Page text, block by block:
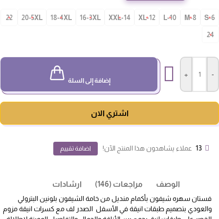
S-
10-L
12-XL
14-XXL
16-3XL
18-4XL
20-5XL
22
24
إضافة إلى السلة
اشتري الان
13 عملاء يشاهدون هذا المنتج الآن! اضافة تقييم
الوصف مراجعات (146) ارشادات
فستان سهره شيفون بأكمام منديل من خامة الشيفون بلونين البترولي
والعودي بتصميم طبقات انيقة في الأسفل الصدر لف مع كسرات انيقة مزوم